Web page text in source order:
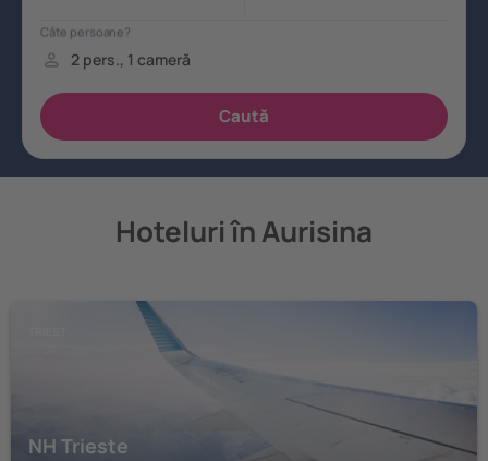
Hoteluri în Aurisina
NH Trieste